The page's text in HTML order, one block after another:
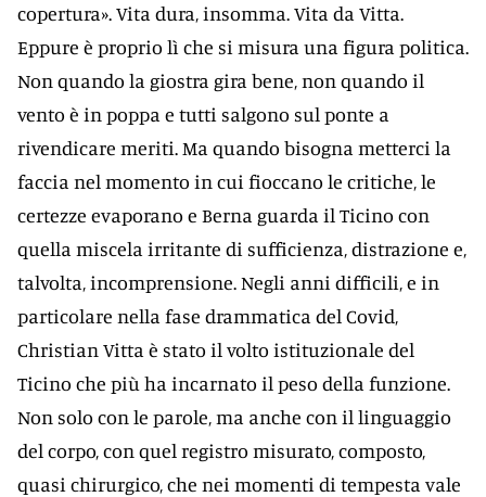
copertura». Vita dura, insomma. Vita da Vitta.
Eppure è proprio lì che si misura una figura politica.
Non quando la giostra gira bene, non quando il
vento è in poppa e tutti salgono sul ponte a
rivendicare meriti. Ma quando bisogna metterci la
faccia nel momento in cui fioccano le critiche, le
certezze evaporano e Berna guarda il Ticino con
quella miscela irritante di sufficienza, distrazione e,
talvolta, incomprensione. Negli anni difficili, e in
particolare nella fase drammatica del Covid,
Christian Vitta è stato il volto istituzionale del
Ticino che più ha incarnato il peso della funzione.
Non solo con le parole, ma anche con il linguaggio
del corpo, con quel registro misurato, composto,
quasi chirurgico, che nei momenti di tempesta vale